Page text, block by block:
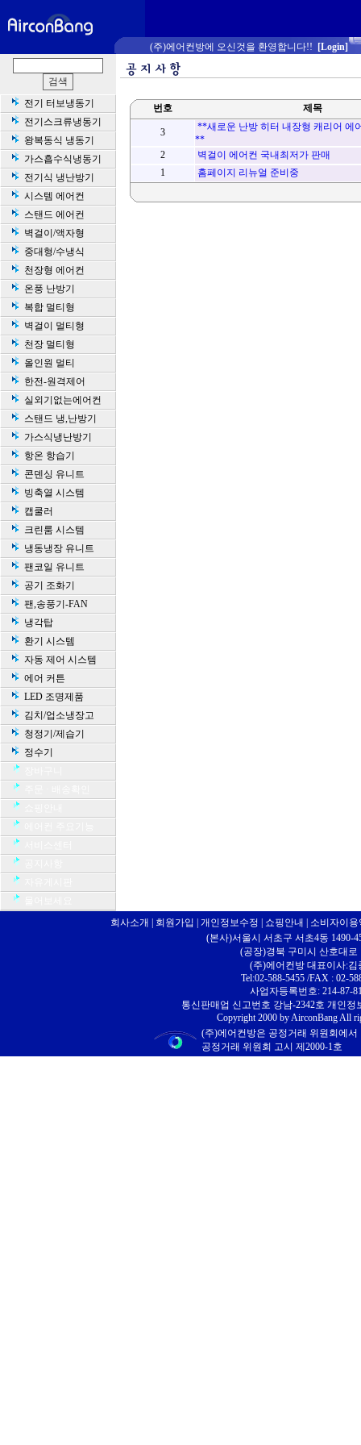
(주)에어컨방에 오신것을 환영합니다!! [Login]
전기 터보냉동기
전기스크류냉동기
왕복동식 냉동기
가스흡수식냉동기
전기식 냉난방기
시스템 에어컨
스탠드 에어컨
벽걸이/액자형
중대형/수냉식
천장형 에어컨
온풍 난방기
복합 멀티형
벽걸이 멀티형
천장 멀티형
올인원 멀티
한전-원격제어
실외기없는에어컨
스탠드 냉,난방기
가스식냉난방기
항온 항습기
콘덴싱 유니트
빙축열 시스템
캡쿨러
크린룸 시스템
냉동냉장 유니트
팬코일 유니트
공기 조화기
팬,송풍기-FAN
냉각탑
환기 시스템
자동 제어 시스템
에어 커튼
LED 조명제품
김치/업소냉장고
청정기/제습기
정수기
번호 제목
3
**새로운 난방 히터 내장형 캐리어 에
**
2
벽걸이 에어컨 국내최저가 판매
1
홈페이지 리뉴얼 준비중
회사소개 회원가입 개인정보수정 쇼핑안내
소비자이용
(본사)서울시 서초구 서초4동 1490-
(공장)경북 구미시 산호대로
(주)에어컨방 대표이사:김
Tel:02-588-5455 /FAX : 02-
사업자등록번호: 214-87-
통신판매업 신고번호 강남-2342호 개인정
Copyright 2000 by AirconBang All
(주)에어컨방은 공정거래 위원회에
공정거래 위원회 고시 제2000-1호